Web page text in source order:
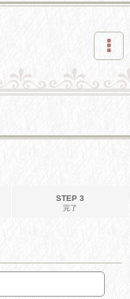
STEP 3
完了